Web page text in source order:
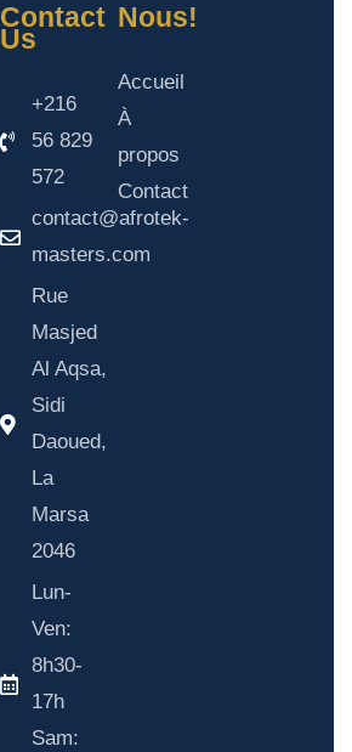
Contact
Us
+216
56 829
572
contact@afrotek-
masters.com
Rue
Masjed
Al Aqsa,
Sidi
Daoued,
La
Marsa
2046
Lun-
Ven:
8h30-
17h
Sam:
Nous!
Accueil
À
propos
Contact